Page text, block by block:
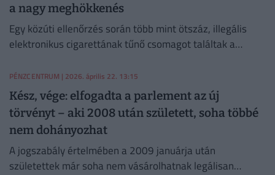
a nagy meghökkenés
Egy közúti ellenőrzés során több mint ötszáz, illegális
elektronikus cigarettának tűnő csomagot találtak a
PÉNZCENTRUM | 2026. április 22. 13:15
Kész, vége: elfogadta a parlement az új
törvényt – aki 2008 után született, soha többé
nem dohányozhat
A jogszabály értelmében a 2009 januárja után
születettek már soha nem vásárolhatnak legálisan